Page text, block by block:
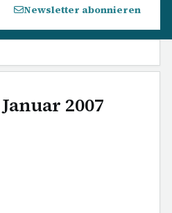
Newsletter abonnieren
2007